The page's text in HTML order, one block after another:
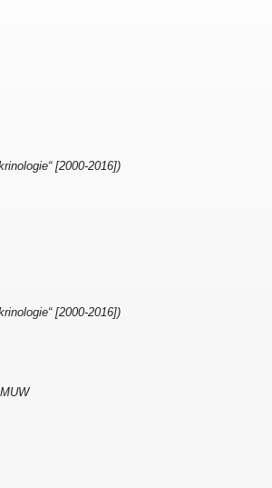
[2000-2016])
[2000-2016])